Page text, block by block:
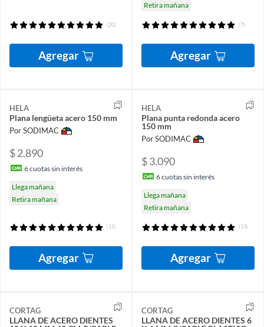
(20)
Agregar
Retira mañana
(7)
Agregar
HELA
Plana lengüeta acero 150 mm
Por SODIMAC
$ 2.890
6cuotas sin interés
Llega mañana
Retira mañana
(11)
Agregar
HELA
Plana punta redonda acero
150 mm
Por SODIMAC
$ 3.090
6cuotas sin interés
Llega mañana
Retira mañana
(13)
Agregar
CORTAG
LLANA DE ACERO DIENTES
CORTAG
LLANA DE ACERO DIENTES 6